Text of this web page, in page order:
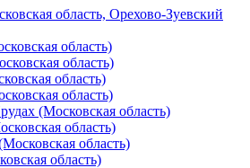
область, Орехово-Зуевский
область)
область)
область)
область)
(Московская область)
область)
область)
область)